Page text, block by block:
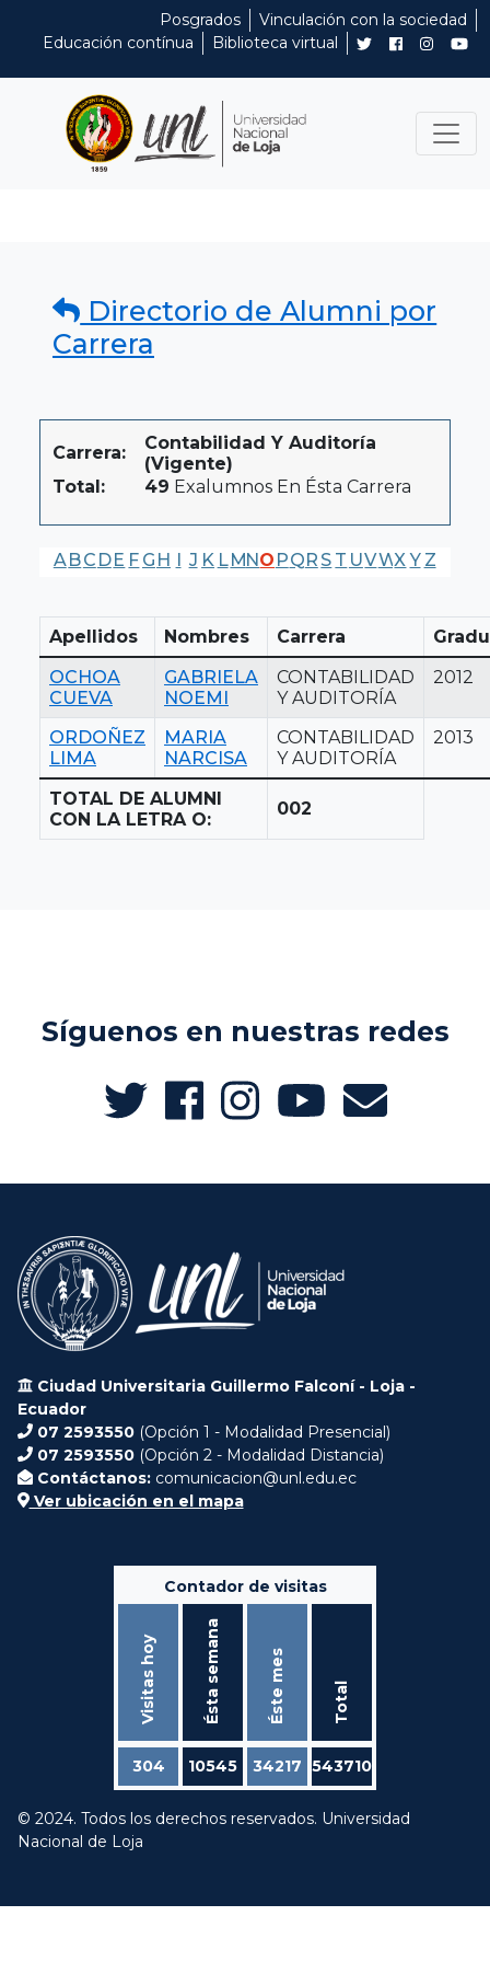
Posgrados
Vinculación con la sociedad
Educación contínua
Biblioteca virtual
Directorio de Alumni por
Carrera
Carrera:
Contabilidad Y Auditoría
(Vigente)
Total:
49 Exalumnos En Ésta Carrera
A BC DE F G H I J K LMNO PQR S T UVWX Y Z
Apellidos Nombres Carrera
OCHOA
CUEVA
GABRIELA
NOEMI
CONTABILIDAD
Y AUDITORÍA
2012
ORDOÑEZ
LIMA
MARIA
NARCISA
CONTABILIDAD
Y AUDITORÍA
2013
TOTAL DE ALUMNI
CON LA LETRA O:
002
Síguenos en nuestras redes
Ciudad Universitaria Guillermo Falconí - Loja -
Ecuador
07 2593550 (Opción 1 - Modalidad Presencial)
07 2593550 (Opción 2 - Modalidad Distancia)
Contáctanos: comunicacion@unl.edu.ec
Ver ubicación en el mapa
Contador de visitas
Visitas hoy Ésta semana Éste mes Total
304 10545 34217 543710
© 2024. Todos los derechos reservados. Universidad
Nacional de Loja